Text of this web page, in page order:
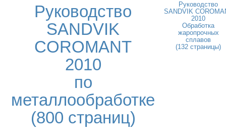
Руководство
SANDVIK
COROMANT
2010
по
металлообработке
(800 страниц)
Руководство
SANDVIK
2010
Обработка
жаропрочных
сплавов
(132 страницы)